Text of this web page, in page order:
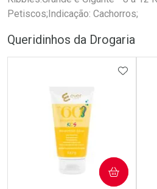
Petiscos;Indicação: Cachorros;
Queridinhos da Drogaria
COMPRAR